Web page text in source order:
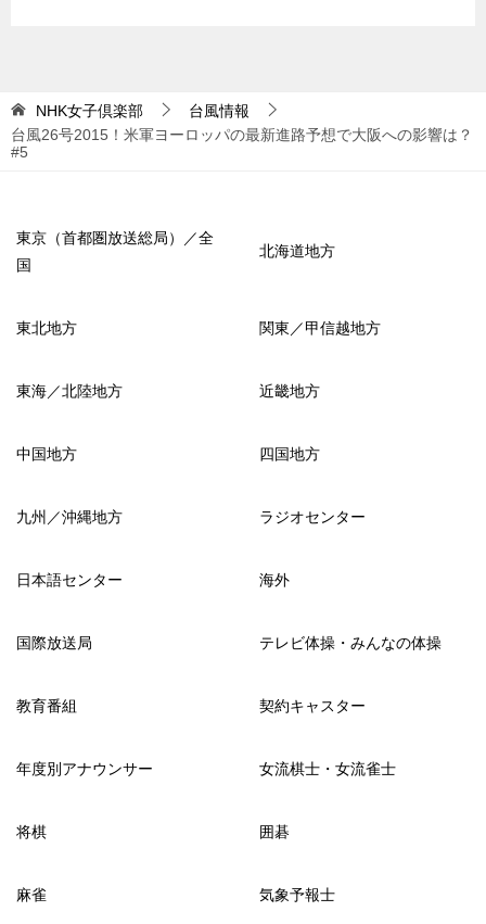
NHK女子倶楽部
台風情報
台風26号2015！米軍ヨーロッパの最新進路予想で大阪への影響は？
#5
東京（首都圏放送総局）／全
国
北海道地方
東北地方 関東／甲信越地方
東海／北陸地方 近畿地方
中国地方 四国地方
九州／沖縄地方 ラジオセンター
日本語センター 海外
国際放送局 テレビ体操・みんなの体操
教育番組 契約キャスター
年度別アナウンサー 女流棋士・女流雀士
将棋 囲碁
麻雀 気象予報士